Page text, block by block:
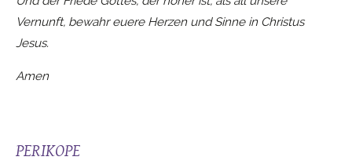
Vernunft, bewahr euere Herzen und Sinne in Christus
Jesus.
Amen
PERIKOPE